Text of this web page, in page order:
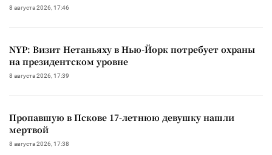
8 августа 2026, 17:46
NYP: Визит Нетаньяху в Нью-Йорк потребует охраны
на президентском уровне
8 августа 2026, 17:39
Пропавшую в Пскове 17-летнюю девушку нашли
мертвой
8 августа 2026, 17:38